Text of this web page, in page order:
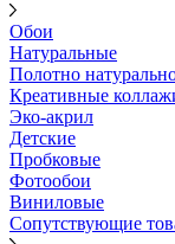
Обои
Натуральные
Полотно
Креативные
Эко-акрил
Детские
Пробковые
Фотообои
Виниловые
Сопутствующие